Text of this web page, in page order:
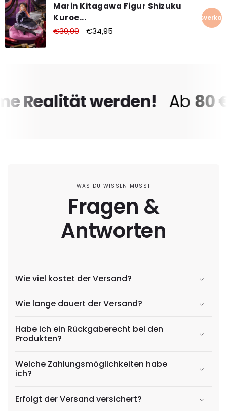
Marin Kitagawa Figur Shizuku
Kuroe...
Normaler
€39,99 Verkaufspreis
€34,95
Realität werden! Ab80 €
WAS DU WISSEN MUSST
Fragen &
Antworten
Wie viel kostet der Versand?
Wie lange dauert der Versand?
Habe ich ein Rückgaberecht bei den
Produkten?
Welche Zahlungsmöglichkeiten habe
ich?
Erfolgt der Versand versichert?